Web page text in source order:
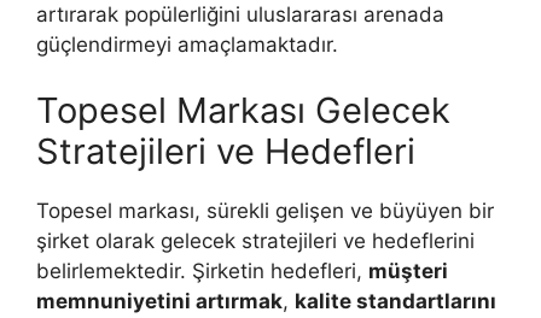
artırarak popülerliğini uluslararası arenada
güçlendirmeyi amaçlamaktadır.
Topesel Markası Gelecek
Stratejileri ve Hedefleri
Topesel markası, sürekli gelişen ve büyüyen bir
şirket olarak gelecek stratejileri ve hedeflerini
belirlemektedir. Şirketin hedefleri, müşteri
memnuniyetini artırmak, kalite standartlarını